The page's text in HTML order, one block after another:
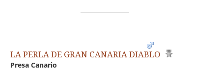
LA PERLA DE GRAN CANARIA DIABLO
Presa Canario